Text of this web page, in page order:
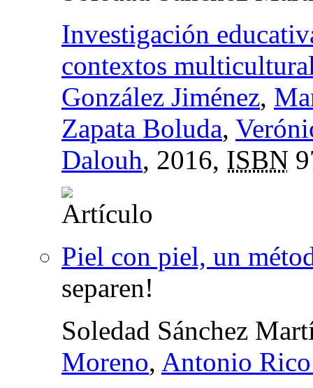
Investigación
contextos
González Jiménez,
Zapata Boluda,
Dalouh, 2016, ISBN
Piel con piel, un
separen!
Soledad Sánchez
Moreno, Antonio